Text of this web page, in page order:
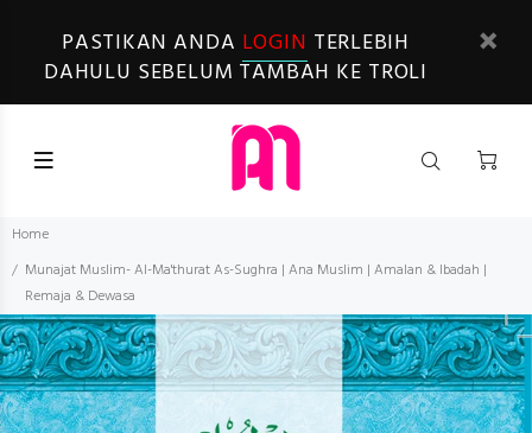
PASTIKAN ANDA LOGIN TERLEBIH
DAHULU SEBELUM TAMBAH KE TROLI
Home
Munajat Muslim- Al-Ma'thurat As-Sughra | Ana Muslim | Amalan & Ibadah |
Remaja & Dewasa